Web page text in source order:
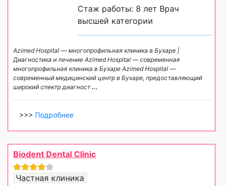
Стаж работы: 8 лет Врач
высшей категории
Azimed Hospital — многопрофильная клиника в Бухаре |
Диагностика и лечение Azimed Hospital — современная
многопрофильная клиника в Бухаре Azimed Hospital —
современный медицинский центр в Бухаре, предоставляющий
широкий спектр диагност...
>>> Подробнее
Biodent Dental Clinic
Частная клиника